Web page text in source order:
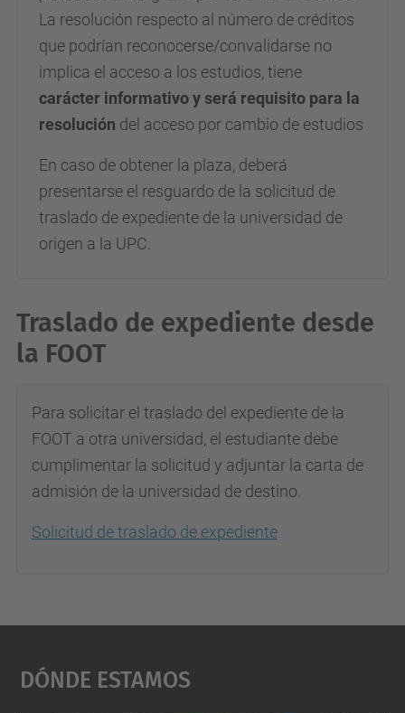
La resolución respecto al número de créditos
que podrían reconocerse/convalidarse no
implica el acceso a los estudios, tiene
carácter informativo y será requisito para la
resolución del acceso por cambio de estudios
En caso de obtener la plaza, deberá
presentarse el resguardo de la solicitud de
traslado de expediente de la universidad de
origen a la UPC.
Traslado de expediente desde
la FOOT
Para solicitar el traslado del expediente de la
FOOT a otra universidad, el estudiante debe
cumplimentar la solicitud y adjuntar la carta de
admisión de la universidad de destino.
Solicitud de traslado de expediente
Dónde Estamos